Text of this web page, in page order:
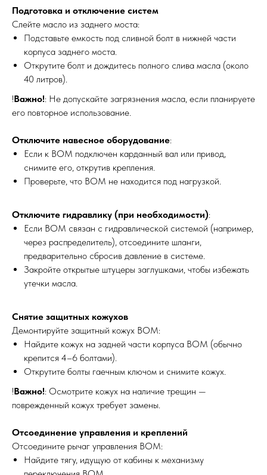
Подготовка и отключение систем
Слейте масло из заднего моста:
Подставьте емкость под сливной болт в нижней части
корпуса заднего моста.
Открутите болт и дождитесь полного слива масла (около
40 литров).
!Важно!: Не допускайте загрязнения масла, если планируете
его повторное использование.
Отключите навесное оборудование:
Если к ВОМ подключен карданный вал или привод,
снимите его, открутив крепления.
Проверьте, что ВОМ не находится под нагрузкой.
Отключите гидравлику (при необходимости):
Если ВОМ связан с гидравлической системой (например,
через распределитель), отсоедините шланги,
предварительно сбросив давление в системе.
Закройте открытые штуцеры заглушками, чтобы избежать
утечки масла.
Снятие защитных кожухов
Демонтируйте защитный кожух ВОМ:
Найдите кожух на задней части корпуса ВОМ (обычно
крепится 4–6 болтами).
Открутите болты гаечным ключом и снимите кожух.
!Важно!: Осмотрите кожух на наличие трещин —
поврежденный кожух требует замены.
Отсоединение управления и креплений
Отсоедините рычаг управления ВОМ:
Найдите тягу, идущую от кабины к механизму